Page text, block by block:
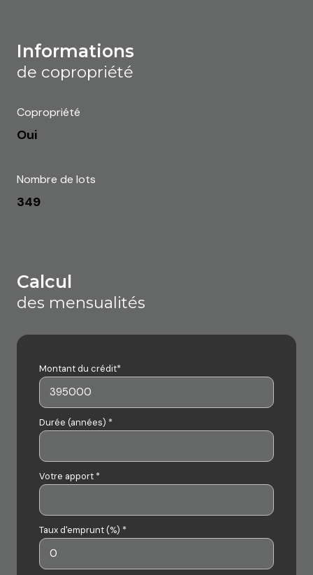
informations
de copropriété
Copropriété
Oui
Nombre de lots
349
calcul
des mensualités
Montant du crédit*
Durée (années) *
Votre apport *
Taux d'emprunt (%) *